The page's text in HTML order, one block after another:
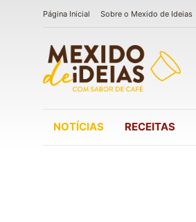
Página Inicial Sobre o Mexido de Ideias
NOTÍCIAS RECEITAS